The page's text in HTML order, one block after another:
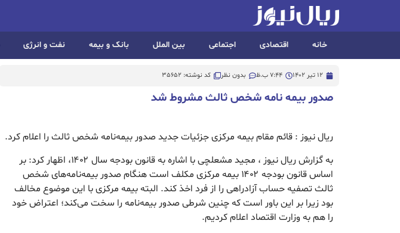
خانه اقتصادی اجتماعی بین الملل بانک و بیمه نفت و انرژی
12 تیر 1402 7:44 ب.ظ بدون نظر کد نوشته: 35652
صدور بیمه نامه شخص ثالث مشروط شد
ریال نیوز : قائم مقام بیمه مرکزی جزئیات جدید صدور بیمه‌نامه شخص ثالث را اعلام کرد.
به گزارش ریال نیوز ، مجید مشعلچی با اشاره به قانون بودجه سال ۱۴۰۲، اظهار کرد: بر
اساس قانون بودجه ۱۴۰۲ بیمه مرکزی مکلف است هنگام صدور بیمه‌نامه‌های شخص
ثالث تصفیه حساب آزادراهی را از فرد اخذ کند. البته بیمه مرکزی با این موضوع مخالف
بود زیرا بر این باور است که چنین شرطی صدور بیمه‌نامه را سخت می‌کند؛ اعتراض خود
را هم به وزارت اقتصاد اعلام کردیم.